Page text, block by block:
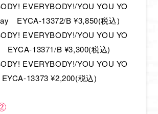
EVERYBODY!/YOU YOU YO
EYCA-13372/B ¥3,850(税込)
EVERYBODY!/YOU YOU YO
EYCA-13371/B ¥3,300(税込)
EVERYBODY!/YOU YOU YO
13373 ¥2,200(税込)